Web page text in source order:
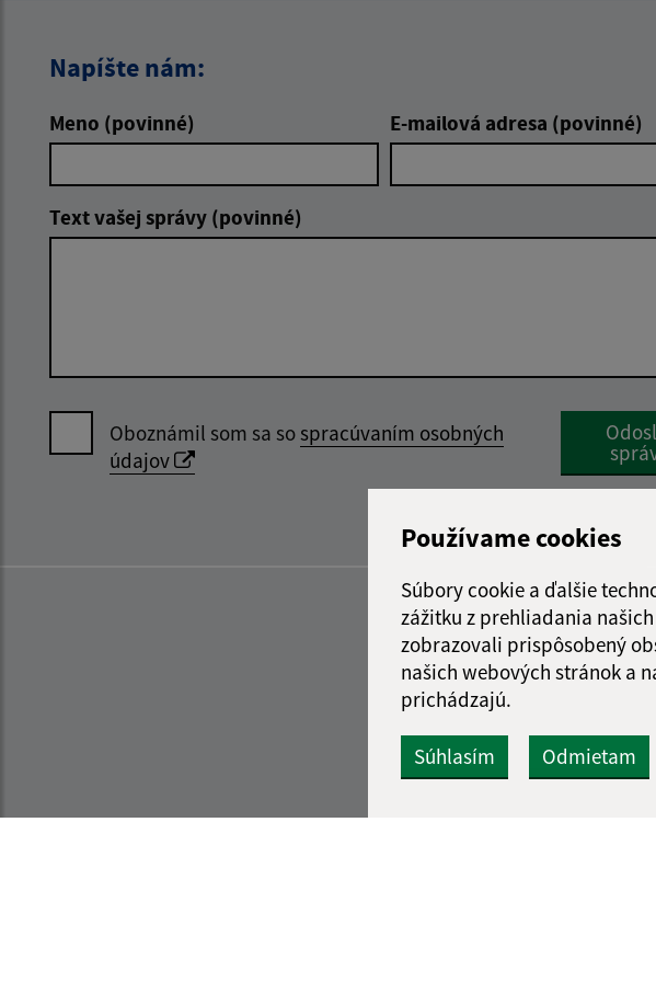
Používame cookies
Súbory cookie a ďalšie
zážitku z prehliadania
zobrazovali prispôsobený
našich webových stránok a
prichádzajú.
Súhlasím Odmietam
Napíšte nám:
Meno (povinné) E-mailová adresa (povinné)
Text vašej správy (povinné)
Oboznámil som sa sospracúvaním osobných
údajov
Google